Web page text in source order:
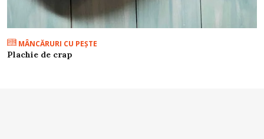
MÂNCĂRURI CU PEŞTE
Plachie de crap